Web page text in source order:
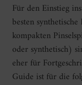
Für den Einstieg
besten
kompakten
oder synthetisch)
eher für
Guide ist für die